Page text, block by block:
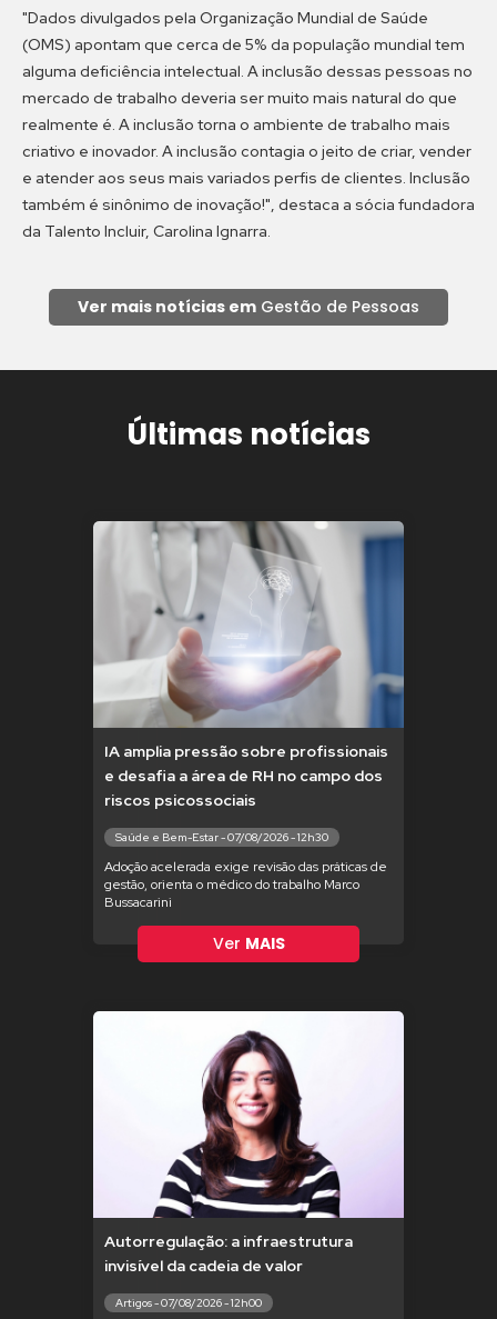
"Dados divulgados pela Organização Mundial de Saúde
(OMS) apontam que cerca de 5% da população mundial tem
alguma deficiência intelectual. A inclusão dessas pessoas no
mercado de trabalho deveria ser muito mais natural do que
realmente é. A inclusão torna o ambiente de trabalho mais
criativo e inovador. A inclusão contagia o jeito de criar, vender
e atender aos seus mais variados perfis de clientes. Inclusão
também é sinônimo de inovação!", destaca a sócia fundadora
da Talento Incluir, Carolina Ignarra.
Ver mais notícias em Gestão de Pessoas
Últimas notícias
IA amplia pressão sobre profissionais
e desafia a área de RH no campo dos
riscos psicossociais
Saúde e Bem-Estar - 07/08/2026 - 12h30
Adoção acelerada exige revisão das práticas de
gestão, orienta o médico do trabalho Marco
Bussacarini
Ver MAIS
Autorregulação: a infraestrutura
invisível da cadeia de valor
Artigos - 07/08/2026 - 12h00